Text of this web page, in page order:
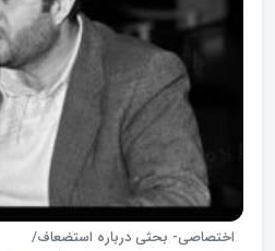
اختصاصی- بحثی درباره استضعاف/